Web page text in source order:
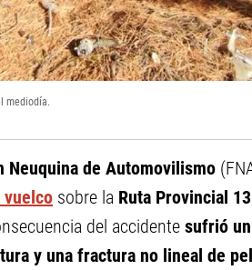
mediodía.
Neuquina de Automovilismo
sobre la Ruta Provincial 13
del accidente sufrió
y una fractura no lineal de